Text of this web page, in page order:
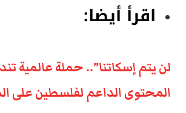
اقرأ أيضا:
لن يتم إسكاتنا”.. حملة عالمية
المحتوى الداعم لفلسطين على